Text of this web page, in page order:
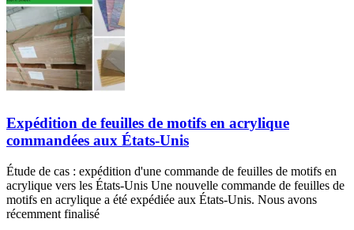
Expédition de feuilles de motifs en acrylique
commandées aux États-Unis
Étude de cas : expédition d'une commande de feuilles de motifs en
acrylique vers les États-Unis Une nouvelle commande de feuilles de
motifs en acrylique a été expédiée aux États-Unis. Nous avons
récemment finalisé